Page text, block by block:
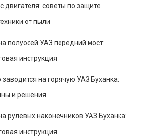
двигателя: советы по защите
от пыли
полуосей УАЗ передний мост:
инструкция
заводится на горячую УАЗ Буханка:
и решения
рулевых наконечников УАЗ Буханка:
инструкция